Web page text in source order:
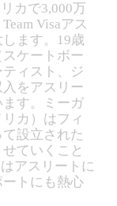
カで3,000万
Visaアス
ます。19歳
ケートボー
ィスト、ジ
をアスリー
ます。ミーガ
カ）はフィ
設立された
ていくこと
アスリートに
トにも熱心